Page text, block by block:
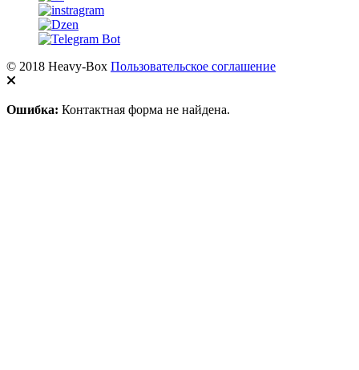
© 2018 Heavy-Box Пользовательское соглашение
Ошибка: Контактная форма не найдена.